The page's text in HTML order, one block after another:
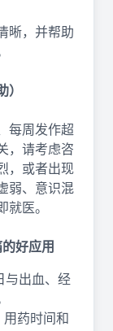
晰，并帮助
每周发作超
，请考虑咨
，或者出现
弱、意识混
医。
好应用
与出血、经
药时间和